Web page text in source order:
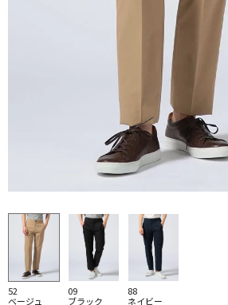
52
ベージュ
09
ブラック
88
ネイビー